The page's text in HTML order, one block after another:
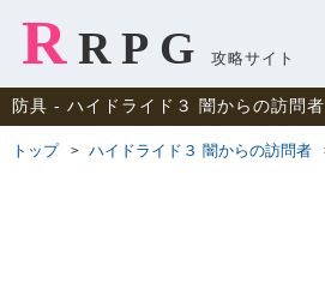
R RPG 攻略サイト
防具 ‐ ハイドライド３ 闇からの訪問者
トップ ハイドライド３ 闇からの訪問者